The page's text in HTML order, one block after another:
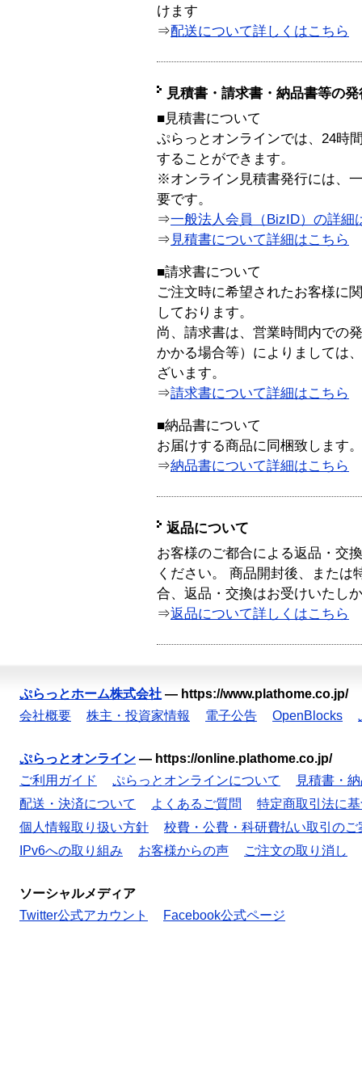
けます
⇒配送について詳しくはこちら
見積書・請求書・納品書等の
■見積書について
ぷらっとオンラインでは、24時
することができます。
※オンライン見積書発行には、
要です。
⇒一般法人会員（BizID）の詳細
⇒ 見積書について詳細はこちら
■請求書について
ご注文時に希望されたお客様に
しております。
尚、請求書は、営業時間内での
かかる場合等）によりましては
ざいます。
⇒請求書について詳細はこちら
■納品書について
お届けする商品に同梱致します。
⇒納品書について詳細はこちら
返品について
お客様のご都合による返品・交
ください。 商品開封後、または
合、返品・交換はお受けいたし
⇒返品について詳しくはこちら
ぷらっとホーム株式会社 — https://www.plathome.co.jp/
会社概要
株主・投資家情報 電子公告 OpenBlocks
ぷらっとオンライン — https://online.plathome.co.jp/
ご利用ガイド
ぷらっとオンラインについて
見積書・
配送・決済について
よくあるご質問
特定商取引法に
個人情報取り扱い方針
校費・公費・科研費払い取引のご
IPv6への取り組み
お客様からの声 ご注文の取り消し
ソーシャルメディア
Twitter公式アカウント
Facebook公式ページ